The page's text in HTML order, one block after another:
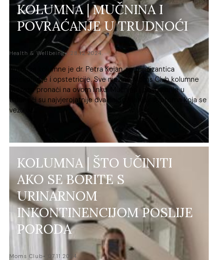
KOLUMNA | MUČNINA I
POVRAĆANJE U TRUDNOĆI
Health & Wellbeing 28.12.2024.
Autorica kolumne je dr. Petra Kojan, specijalizantica
ginekologije i opstetricije. Sve njezine Moms Club kolumne
možete pronaći na ovom linku. Mučnina i povraćanje u
trudnoći su najvjerojatnije dva najpoznatija simptoma koja se
vežu uz...
KOLUMNA | ŠTO UČINITI
AKO SE BORITE S
URINARNOM
INKONTINENCIJOM POSLIJE
PORODA
Moms Club 07.11.2024.